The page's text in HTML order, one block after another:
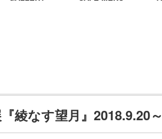
『綾なす望月』2018.9.20